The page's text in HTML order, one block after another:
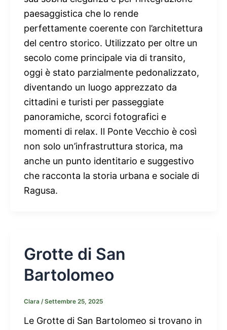
paesaggistica che lo rende
perfettamente coerente con l’architettura
del centro storico. Utilizzato per oltre un
secolo come principale via di transito,
oggi è stato parzialmente pedonalizzato,
diventando un luogo apprezzato da
cittadini e turisti per passeggiate
panoramiche, scorci fotografici e
momenti di relax. Il Ponte Vecchio è così
non solo un’infrastruttura storica, ma
anche un punto identitario e suggestivo
che racconta la storia urbana e sociale di
Ragusa.
Grotte di San
Bartolomeo
Clara /Settembre 25, 2025
Le Grotte di San Bartolomeo si trovano in